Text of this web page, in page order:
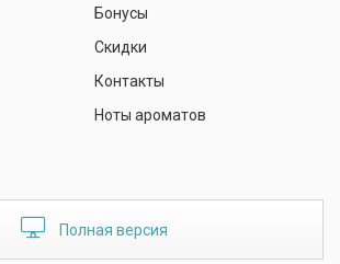
Бонусы
Скидки
Контакты
Ноты ароматов
Полная версия